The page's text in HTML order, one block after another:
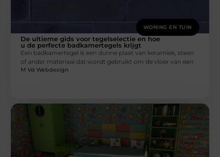
WONING EN TUIN
De ultieme gids voor tegelselectie en hoe
u de perfecte badkamertegels krijgt
Een badkamertegel is een dunne plaat van keramiek, steen
of ander materiaal dat wordt gebruikt om de vloer van een
M Vd Webdesign